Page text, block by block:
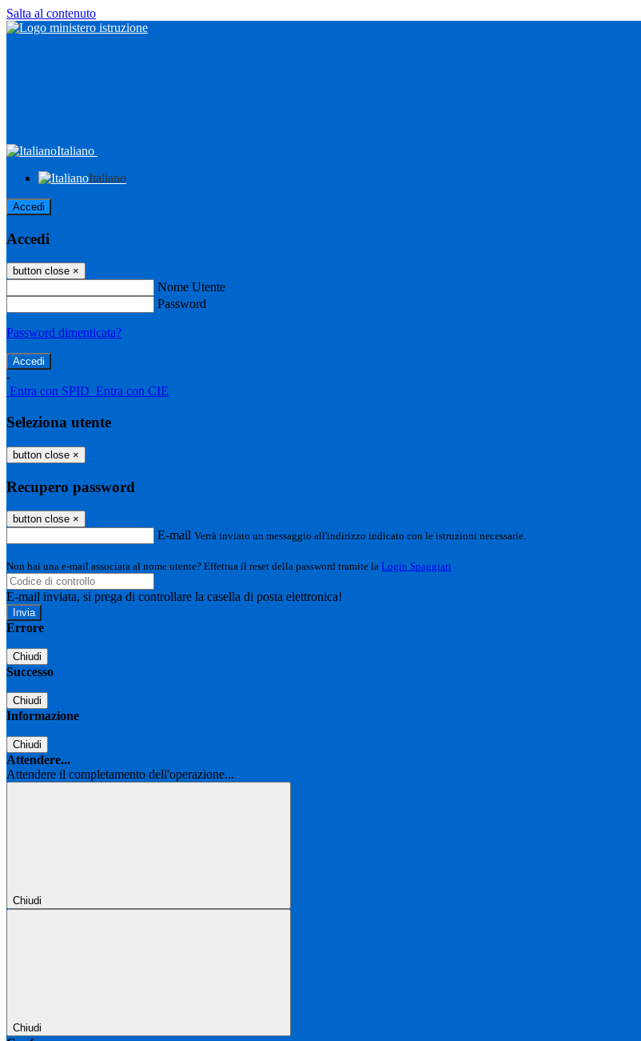
Salta al contenuto
Italiano
Italiano
Accedi
Accedi
button close ×
Nome Utente
Password
Password dimenticata?
-
Entra con SPID Entra con CIE
Seleziona utente
button close ×
Recupero password
button close ×
E-mail Verrà inviato un messaggio all'indirizzo indicato con le istruzioni necessarie.
Non hai una e-mail associata al nome utente? Effettua il reset della password tramite la Login Spaggiari
E-mail inviata, si prega di controllare la casella di posta elettronica!
Errore
Chiudi
Successo
Chiudi
Informazione
Chiudi
Attendere...
Attendere il completamento dell'operazione...
Chiudi
Chiudi